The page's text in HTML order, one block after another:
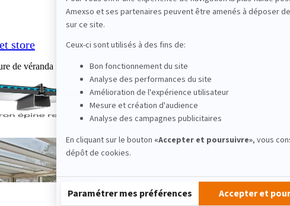
store
de véranda font toutes la part belle aux matériaux de qualité et aux